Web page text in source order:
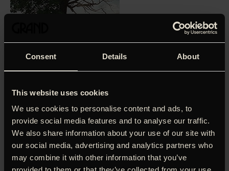
Consent Details About
This website uses cookies
We use cookies to personalise content and ads, to
provide social media features and to analyse our traffic.
We also share information about your use of our site with
our social media, advertising and analytics partners who
may combine it with other information that you’ve
familiedrama, der tør trykke lige der, hvor det gør mest
ondt.’Henrik Queitsch, Ekstra Bladet (5 stjerner)
Den seneste DOXBIO-film handler om Gustaf
Munch-Petersen, der i skjul af natten forlader sin gravide
kone for at melde
sig som frivillig i Den Spanske Borgerkrig. Det bliver